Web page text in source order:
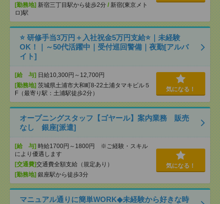
[勤務地] 新宿三丁目駅から徒歩2分 / 新宿(東京メト
ロ)駅
⭐ 研修手当3万円＋入社祝金5万円支給⭐｜未経験
OK！｜～50代活躍中｜受付巡回警備｜夜勤[アルバ
イト]
[給 与] 日給10,300円～12,700円
[勤務地] 茨城県土浦市大和町8-22土浦タマキビル５
F（最寄り駅：土浦駅徒歩2分）
気になる！
オープニングスタッフ【ゴヤール】案内業務 販売
なし 銀座[派遣]
[給 与] 時給1700円～1800円 ※ご経験・スキル
により優遇します
[交通費]交通費全額支給（規定あり）
[勤務地] 銀座駅から徒歩3分
気になる！
マニュアル通りに簡単WORK◆未経験から好きな時